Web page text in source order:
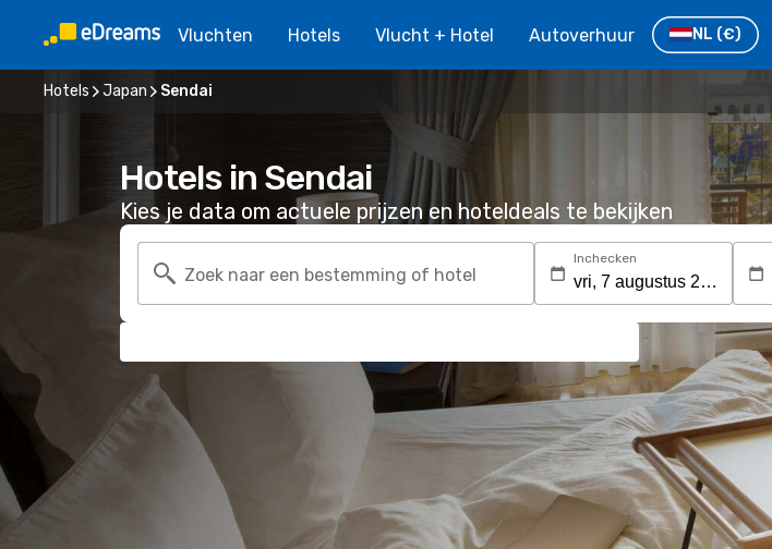
Vluchten Hotels Vlucht + Hotel Autoverhuur NL (€)
Hotels Japan Sendai
Hotels in Sendai
Kies je data om actuele prijzen en hoteldeals te bekijken
Zoek naar een bestemming of hotel
Inchecken